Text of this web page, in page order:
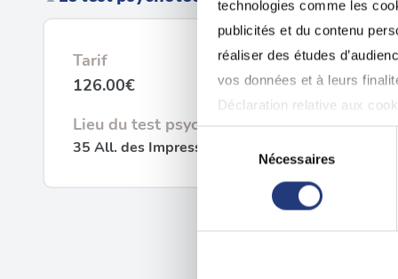
technologies comme les
publicités et du contenu
réaliser des études
vos données et à leurs
Déclaration relative aux
Si vous le permettez, nous
Collecter des
Identifier votre
digitales).
consentement
Nécessaires
Tarif
126.00€
Lieu du test psychotechnique
35 All. des Impressionnistes, 93420 Villepinte